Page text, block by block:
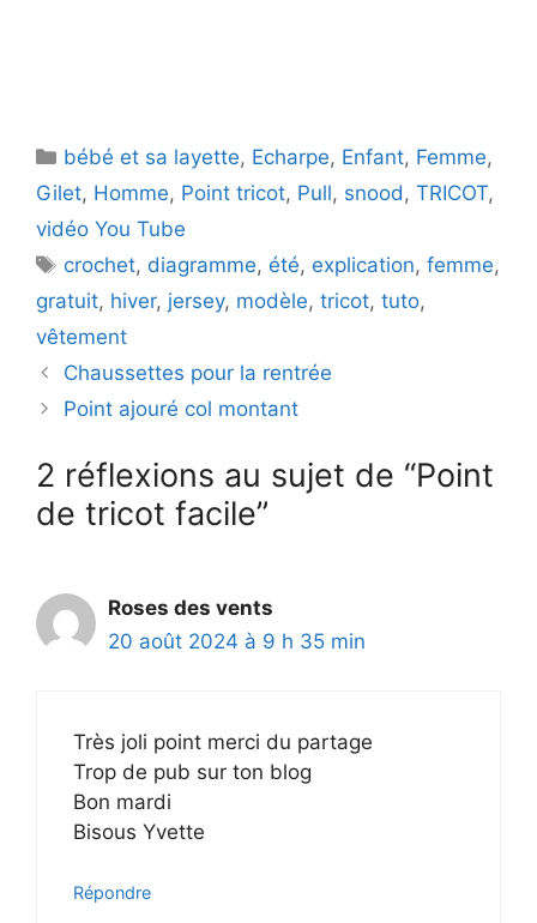
Catégories
bébé et sa layette, Echarpe, Enfant, Femme,
Gilet, Homme, Point tricot, Pull, snood , TRICOT,
vidéo You Tube
Étiquettes
crochet, diagramme, été, explication,femme,
gratuit, hiver, jersey, modèle, tricot, tuto,
vêtement
Chaussettes pour la rentrée
Point ajouré col montant
2 réflexions au sujet de “Point
de tricot facile”
Roses des vents
20 août 2024 à 9 h 35 min
Très joli point merci du partage
Trop de pub sur ton blog
Bon mardi
Bisous Yvette
Répondre